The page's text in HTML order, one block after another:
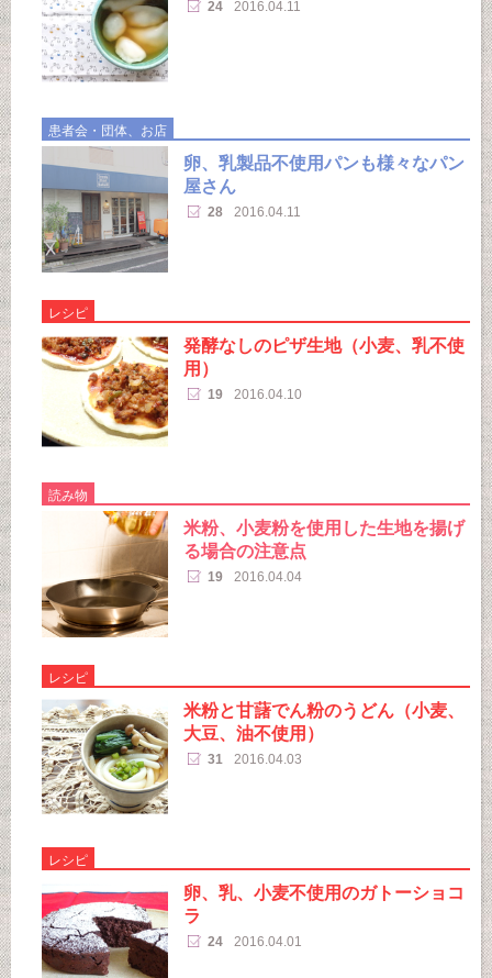
24 2016.04.11
患者会・団体、お店
卵、乳製品不使用パンも様々なパン
屋さん
28 2016.04.11
レシピ
発酵なしのピザ生地（小麦、乳不使
用）
19 2016.04.10
読み物
米粉、小麦粉を使用した生地を揚げ
る場合の注意点
19 2016.04.04
レシピ
米粉と甘藷でん粉のうどん（小麦、
大豆、油不使用）
31 2016.04.03
レシピ
卵、乳、小麦不使用のガトーショコ
ラ
24 2016.04.01